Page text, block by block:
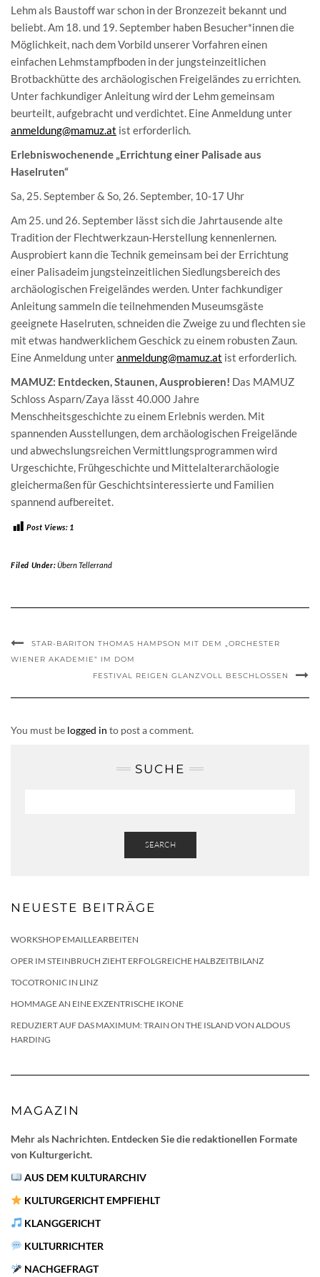
Lehm als Baustoff war schon in der Bronzezeit bekannt und
beliebt. Am 18. und 19. September haben Besucher*innen die
Möglichkeit, nach dem Vorbild unserer Vorfahren einen
einfachen Lehmstampfboden in der jungsteinzeitlichen
Brotbackhütte des archäologischen Freigeländes zu errichten.
Unter fachkundiger Anleitung wird der Lehm gemeinsam
beurteilt, aufgebracht und verdichtet. Eine Anmeldung unter
anmeldung@mamuz.at ist erforderlich.
Erlebniswochenende „Errichtung einer Palisade aus
Haselruten“
Sa, 25. September & So, 26. September, 10-17 Uhr
Am 25. und 26. September lässt sich die Jahrtausende alte
Tradition der Flechtwerkzaun-Herstellung kennenlernen.
Ausprobiert kann die Technik gemeinsam bei der Errichtung
einer Palisadeim jungsteinzeitlichen Siedlungsbereich des
archäologischen Freigeländes werden. Unter fachkundiger
Anleitung sammeln die teilnehmenden Museumsgäste
geeignete Haselruten, schneiden die Zweige zu und flechten sie
mit etwas handwerklichem Geschick zu einem robusten Zaun.
Eine Anmeldung unteranmeldung@mamuz.at ist erforderlich.
MAMUZ: Entdecken, Staunen, Ausprobieren! Das MAMUZ
Schloss Asparn/Zaya lässt 40.000 Jahre
Menschheitsgeschichte zu einem Erlebnis werden. Mit
spannenden Ausstellungen, dem archäologischen Freigelände
und abwechslungsreichen Vermittlungsprogrammen wird
Urgeschichte, Frühgeschichte und Mittelalterarchäologie
gleichermaßen für Geschichtsinteressierte und Familien
spannend aufbereitet.
Post Views: 1
Filed Under:Übern Tellerrand
STAR-BARITON THOMAS HAMPSON MIT DEM „ORCHESTER
WIENER AKADEMIE“ IM DOM
FESTIVAL REIGEN GLANZVOLL BESCHLOSSEN
You must be logged in to post a comment.
SUCHE
SEARCH
NEUESTE BEITRÄGE
WORKSHOP EMAILLEARBEITEN
OPER IM STEINBRUCH ZIEHT ERFOLGREICHE HALBZEITBILANZ
TOCOTRONIC IN LINZ
HOMMAGE AN EINE EXZENTRISCHE IKONE
REDUZIERT AUF DAS MAXIMUM: TRAIN ON THE ISLAND VON ALDOUS
HARDING
MAGAZIN
Mehr als Nachrichten. Entdecken Sie die redaktionellen Formate
von Kulturgericht.
AUS DEM KULTURARCHIV
KULTURGERICHT EMPFIEHLT
KLANGGERICHT
KULTURRICHTER
NACHGEFRAGT